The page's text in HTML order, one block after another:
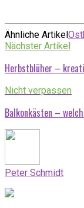
Ähnliche Artikel
Nächster Artikel
Herbstblüher –
Nicht verpassen
Balkonkästen –
Peter Schmidt